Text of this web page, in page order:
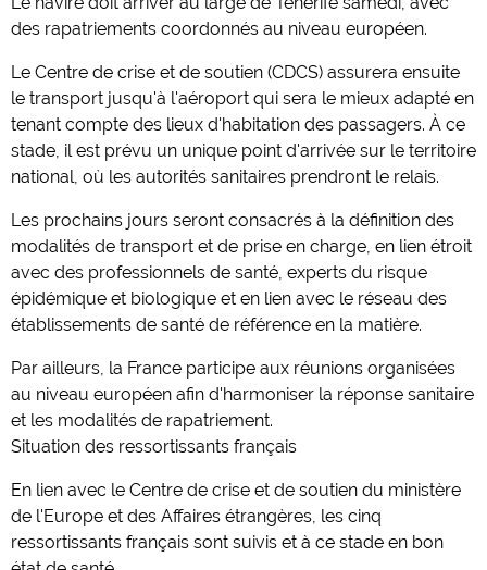
des rapatriements coordonnés au niveau européen.
Le Centre de crise et de soutien (CDCS) assurera ensuite
le transport jusqu'à l'aéroport qui sera le mieux adapté en
tenant compte des lieux d'habitation des passagers. À ce
stade, il est prévu un unique point d'arrivée sur le territoire
national, où les autorités sanitaires prendront le relais.
Les prochains jours seront consacrés à la définition des
modalités de transport et de prise en charge, en lien étroit
avec des professionnels de santé, experts du risque
épidémique et biologique et en lien avec le réseau des
établissements de santé de référence en la matière.
Par ailleurs, la France participe aux réunions organisées
au niveau européen afin d'harmoniser la réponse sanitaire
et les modalités de rapatriement.
Situation des ressortissants français
En lien avec le Centre de crise et de soutien du ministère
de l'Europe et des Affaires étrangères, les cinq
ressortissants français sont suivis et à ce stade en bon